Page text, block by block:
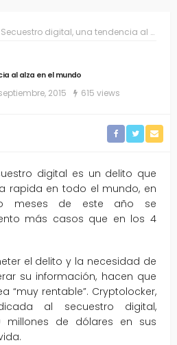
Secuestro digital, una tendencia al alza en el mundo
al alza en el mundo
2015 615 views
digital es un delito que
rapida en todo el mundo, en
meses de este año se
más casos que en los 4
el delito y la necesidad de
su información, hacen que
“muy rentable”. Cryptolocker,
al secuestro digital,
de dólares en sus